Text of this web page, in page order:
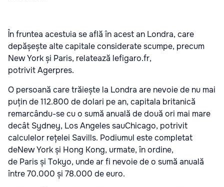
În fruntea acestuia se află în acest an Londra, care
depășește alte capitale considerate scumpe, precum
New York și Paris, relatează lefigaro.fr,
potrivit Agerpres.
O persoană care trăiește la Londra are nevoie de nu mai
puțin de 112.800 de dolari pe an, capitala britanică
remarcându-se cu o sumă anuală de două ori mai mare
decât Sydney, Los Angeles sauChicago, potrivit
calculelor rețelei Savills. Podiumul este completat
deNew York și Hong Kong, urmate, în ordine,
de Paris și Tokyo, unde ar fi nevoie de o sumă anuală
între 70.000 și 78.000 de euro.